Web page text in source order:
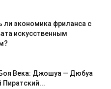
ли экономика фриланса с
искусственным
Века: Джошуа — Дюбуа